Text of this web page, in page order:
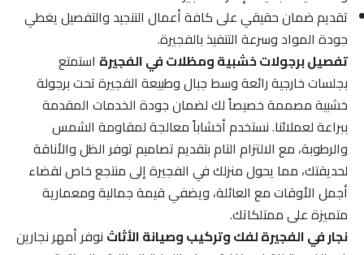
تقديم ضمان حقيقي على كافة أعمال التنجيد والتفصيل يغطي
جودة المواد وسرعة التنفيذ بالفجيرة.
تفصيل برجولات خشبية ومظلات في الفجيرةاستمتع
بجلسات خارجية رائعة وسط جبال وطبيعة الفجيرة تحت برجولة
خشبية مصممة خصيصاً لك لضمان جودة الخدمات المقدمة
ببراعة لعملائنا. نستخدم أخشاباً معالجة لمقاومة الشمس
والرطوبة، مع الالتزام التام بتقديم تصاميم توفر الظل والأناقة
لحديقتك، مما يحول منزلك في الفجيرة إلى منتجع خاص لقضاء
أجمل الأوقات مع العائلة، ويضفي قيمة جمالية ومعمارية
متميزة على ممتلكاتك.
نجار في الفجيرة لفك وتركيب وصيانة الأثاثنوفر أمهر نجارين